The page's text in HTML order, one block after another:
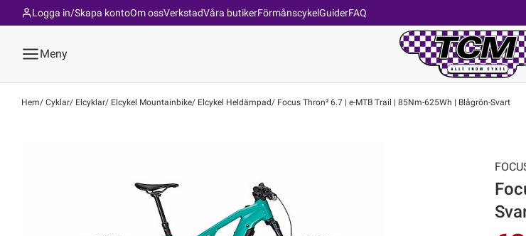
Om ossVerkstadVåra butikerFörmånscykelGuiderFAQ
Logga in/Skapa konto
Meny
Hem Cyklar Elcyklar Elcykel Mountainbike Elcykel Heldämpad Focus Thron² 6.7 | e-MTB Trail | 85Nm-625Wh | Blågrön-Svart